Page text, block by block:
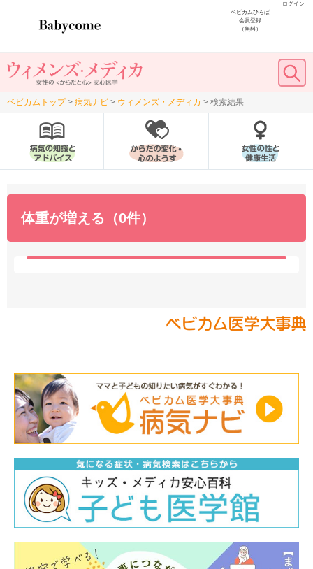
ログイン
ベビカムひろば
会員登録
（無料）
ベビカムトップ > 病気ナビ > ウィメンズ・メディカ > 検索結果
体重が増える（0件）